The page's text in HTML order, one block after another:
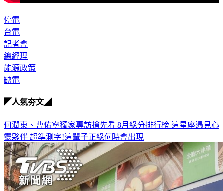
停電
台電
記者會
總經理
能源政策
缺電
◤人氣夯文◢
何潤東、曹佑寧獨家專訪搶先看 8月緣分排行榜 這星座遇見心
靈夥伴 超準測字!這輩子正緣何時會出現